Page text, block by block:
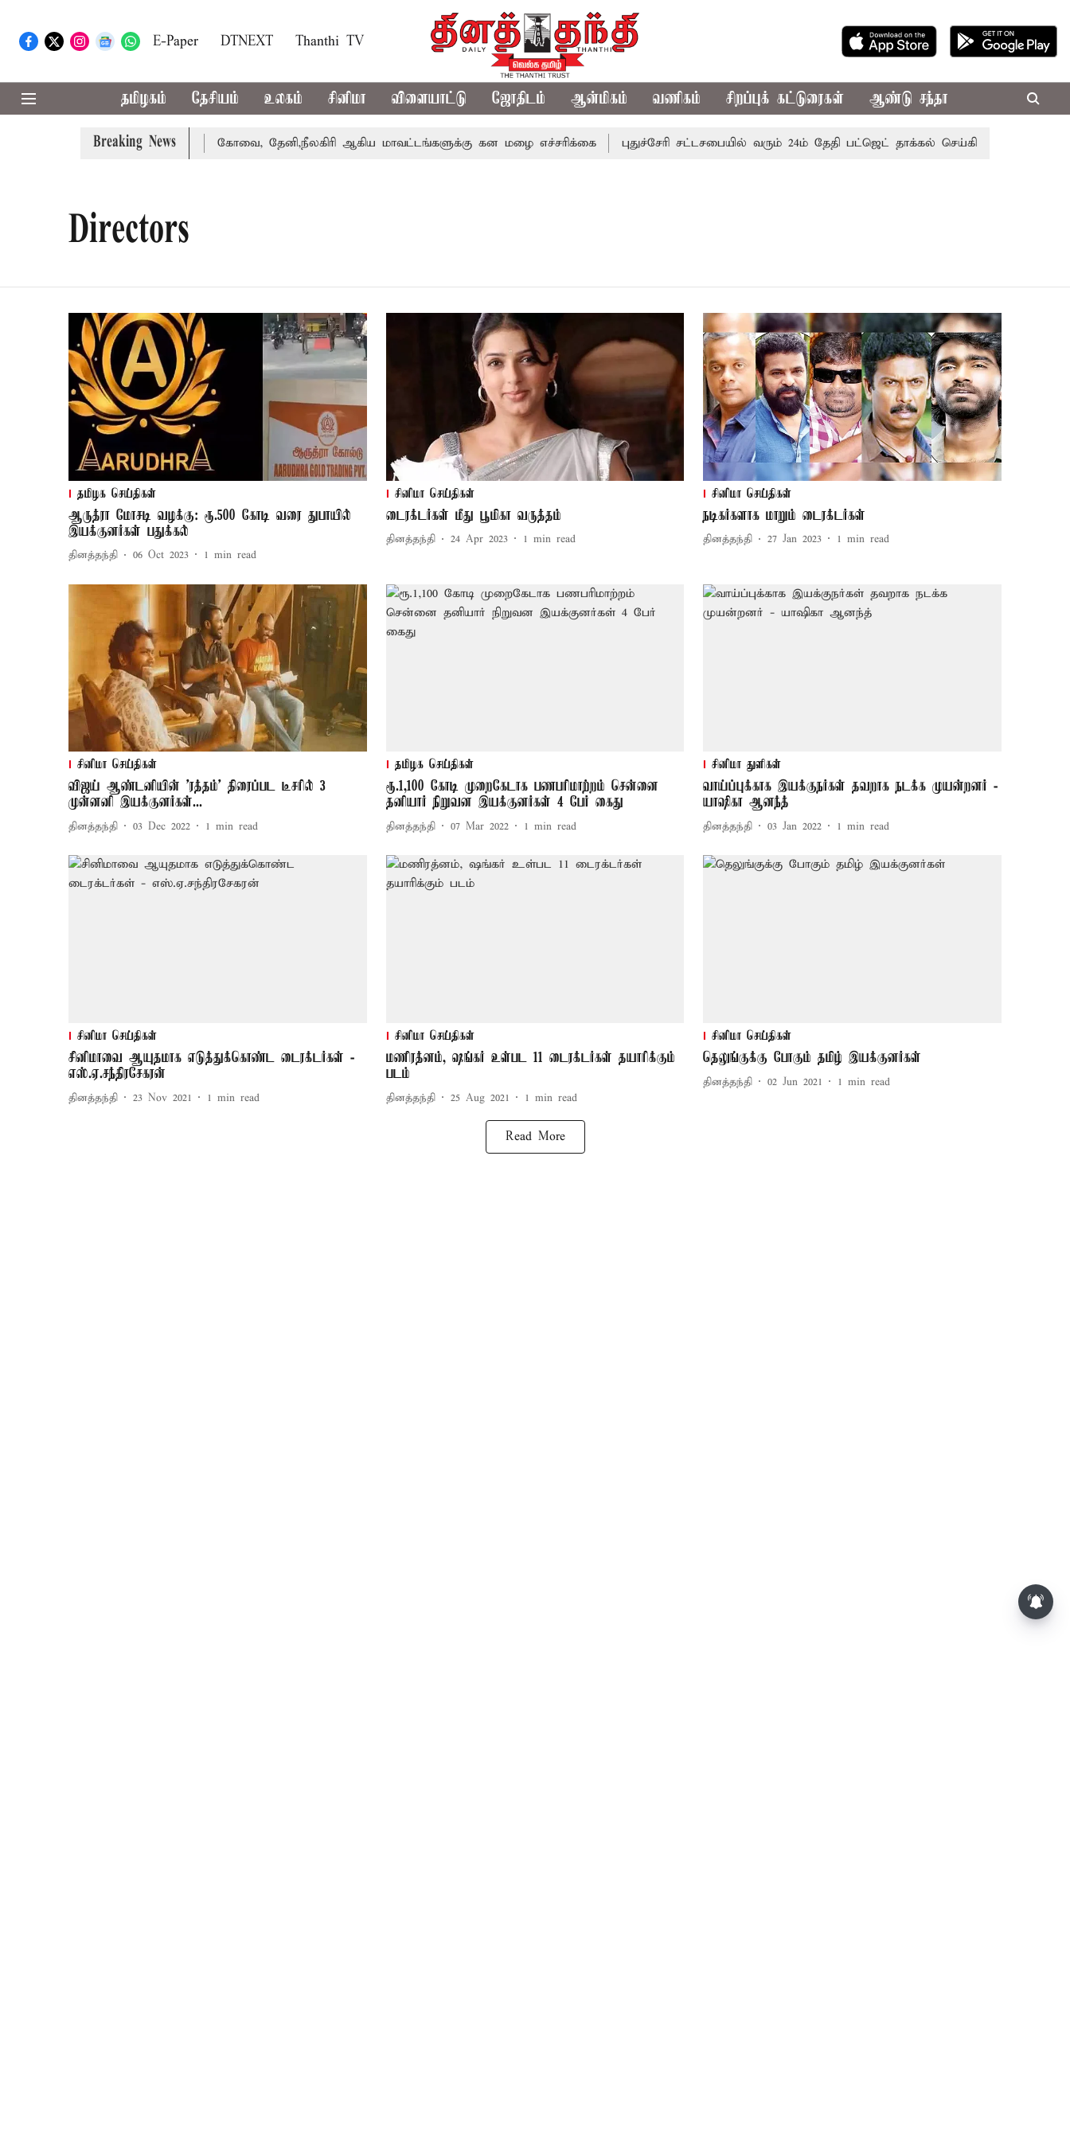
E-Paper DTNEXT Thanthi TV
தமிழகம் தேசியம் உலகம் சினிமா விளையாட்டு ஜோதிடம் ஆன்மிகம் வணிகம் சிறப்புக் கட்டுரைகள் ஆண்டு சந்தா
Breaking News
வாபஸ் பெற்றார் சங்கீதா கோவை, தேனி,நீலகிரி ஆகிய மாவட்டங்களுக்கு கன மழை எச்சரிக்கை புதுச்சேரி சட்டசபையில் வரும் 24ம் தேதி பட்ஜெட் தாக்கல் செய்கிறார் முதல்-அமைச்சர்
Directors
தமிழக செய்திகள்
ஆருத்ரா மோசடி வழக்கு: ரூ.500 கோடி வரை துபாயில்
இயக்குனர்கள் பதுக்கல்
தினத்தந்தி 06 Oct 2023 1 min read
சினிமா செய்திகள்
டைரக்டர்கள் மீது பூமிகா வருத்தம்
தினத்தந்தி 24 Apr 2023 1 min read
சினிமா செய்திகள்
நடிகர்களாக மாறும் டைரக்டர்கள்
தினத்தந்தி 27 Jan 2023 1 min read
சினிமா செய்திகள்
விஜய் ஆண்டனியின் 'ரத்தம்' திரைப்பட டீசரில் 3
முன்னனி இயக்குனர்கள்...
தினத்தந்தி 03 Dec 2022 1 min read
தமிழக செய்திகள்
ரூ.1,100 கோடி முறைகேடாக பணபரிமாற்றம் சென்னை
தனியார் நிறுவன இயக்குனர்கள் 4 பேர் கைது
தினத்தந்தி 07 Mar 2022 1 min read
சினிமா துளிகள்
வாய்ப்புக்காக இயக்குநர்கள் தவறாக நடக்க முயன்றனர் -
யாஷிகா ஆனந்த்
தினத்தந்தி 03 Jan 2022 1 min read
சினிமா செய்திகள்
சினிமாவை ஆயுதமாக எடுத்துக்கொண்ட டைரக்டர்கள் -
எஸ்.ஏ.சந்திரசேகரன்
தினத்தந்தி 23 Nov 2021 1 min read
சினிமா செய்திகள்
மணிரத்னம், ஷங்கர் உள்பட 11 டைரக்டர்கள் தயாரிக்கும்
படம்
தினத்தந்தி 25 Aug 2021 1 min read
சினிமா செய்திகள்
தெலுங்குக்கு போகும் தமிழ் இயக்குனர்கள்
தினத்தந்தி 02 Jun 2021 1 min read
Read More